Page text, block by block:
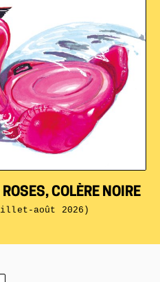
COLÈRE NOIRE
août 2026)